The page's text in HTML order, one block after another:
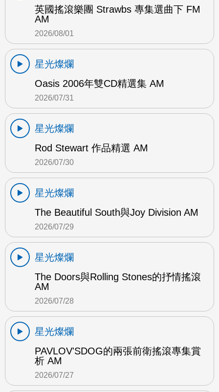
英國搖滾樂團 Strawbs 專集選曲下 FM
AM
2026/08/01
星光燦爛
Oasis 2006年雙CD精選集 AM
2026/07/31
星光燦爛
Rod Stewart 作品精選 AM
2026/07/30
星光燦爛
The Beautiful South與Joy Division AM
2026/07/29
星光燦爛
The Doors與Rolling Stones的抒情搖滾
AM
2026/07/28
星光燦爛
PAVLOV'SDOG的兩張前衛搖滾專集賞
析 AM
2026/07/27